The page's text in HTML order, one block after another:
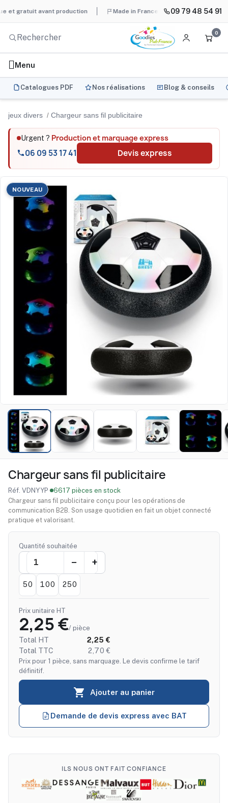
avant production Made in France et Made in Europe09 79 48 54 91
0
Menu
Catalogues PDF Nos réalisations Blog & conseils
jeux divers Chargeur sans fil publicitaire
Urgent ? Production et marquage express
06 09 53 17 41 Devis express
NOUVEAU
Chargeur sans fil publicitaire
Réf. VDNYYP· 6617 pièces en stock
Chargeur sans fil publicitaire conçu pour les opérations de
communication B2B. Son usage quotidien en fait un objet connecté
pratique et valorisant.
Quantité souhaitée
50 100 250
 Ajouter au panier
Prix unitaire HT
2,25 €/ pièce
Total HT
2,25 €
Total TTC
2,70 €
Prix pour 1 pièce, sans marquage. Le devis confirme le tarif
définitif.
Demande de devis express avec BAT
ILS NOUS ONT FAIT CONFIANCE